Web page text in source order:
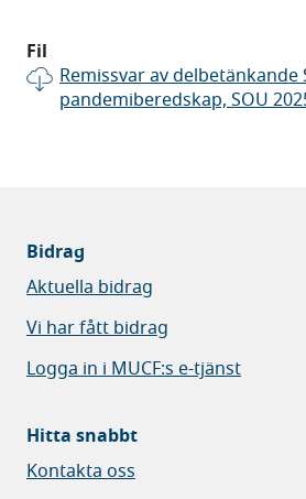
Fil
Remissvar av delbetänkande
pandemiberedskap, SOU
Bidrag
Aktuella bidrag
Vi har fått bidrag
Logga in i MUCF:s e-tjänst
Hitta snabbt
Kontakta oss